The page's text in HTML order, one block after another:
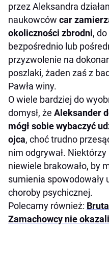
przez Aleksandra
naukowców car
okoliczności zbrodni,
bezpośrednio lub
przyzwolenie na
poszlaki, żaden zaś z
Pawła winy.
O wiele bardziej do
domysł, że Aleksander
mógł sobie wybaczyć
ojca, choć trudno
nim odgrywał.
niewiele brakowało, by
sumienia spowodowały
choroby psychicznej.
Polecamy również:
Zamachowcy nie